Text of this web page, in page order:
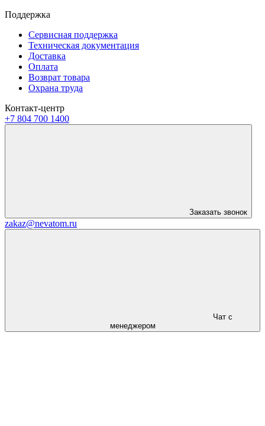
Поддержка
Сервисная поддержка
Техническая документация
Доставка
Оплата
Возврат товара
Охрана труда
Контакт-центр
+7 804 700 1400
Заказать звонок
zakaz@nevatom.ru
Чат с
менеджером